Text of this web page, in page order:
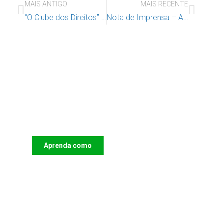
MAIS ANTIGO MAIS RECENTE
Aprenda como